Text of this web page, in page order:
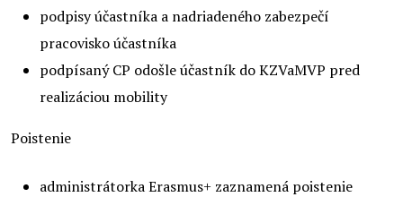
podpisy účastníka a nadriadeného zabezpečí
pracovisko účastníka
podpísaný CP odošle účastník do KZVaMVP pred
realizáciou mobility
Poistenie
administrátorka Erasmus+ zaznamená poistenie